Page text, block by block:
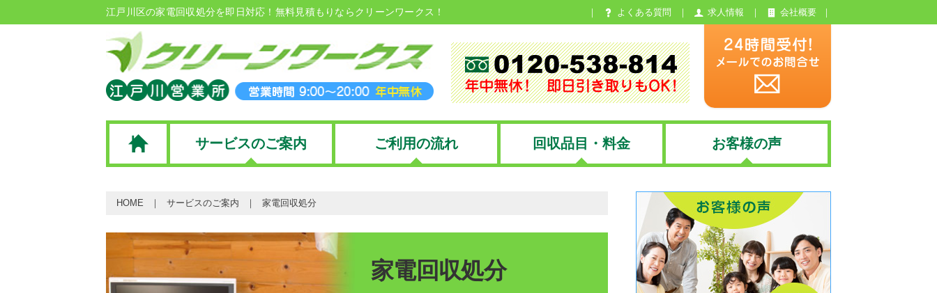
江戸川区の家電回収処分を即日対応！無料見積もりならクリーンワークス！ よくある質問 求人情報 会社概要
サービスのご案内 ご利用の流れ 回収品目・料金 お客様の声
HOME サービスのご案内 家電回収処分
家電回収処分